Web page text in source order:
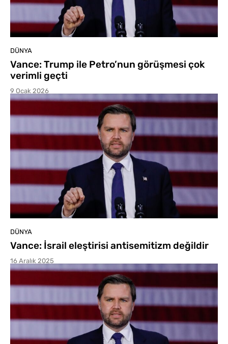
DÜNYA
Vance: Trump ile Petro’nun görüşmesi çok
verimli geçti
9 Ocak 2026
DÜNYA
Vance: İsrail eleştirisi antisemitizm değildir
16 Aralık 2025